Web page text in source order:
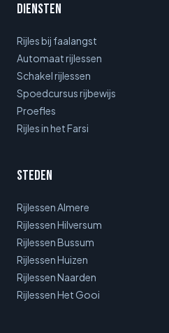
Diensten
Rijles bij faalangst
Automaat rijlessen
Schakel rijlessen
Spoedcursus rijbewijs
Proefles
Rijles in het Farsi
Steden
Rijlessen Almere
Rijlessen Hilversum
Rijlessen Bussum
Rijlessen Huizen
Rijlessen Naarden
Rijlessen Het Gooi